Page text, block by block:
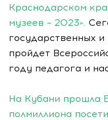
Краснодарском
музеев – 2023».
государственных
пройдет
году педагога и
На Кубани прошла
полмиллиона